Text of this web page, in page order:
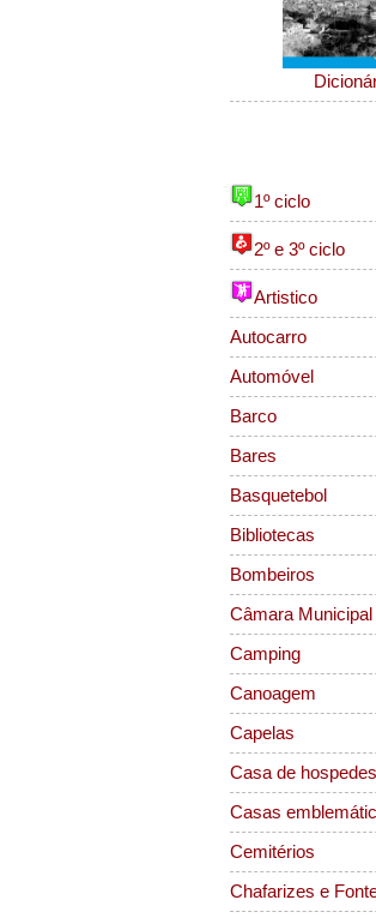
1º ciclo
2º e 3º ciclo
Artistico
Autocarro
Automóvel
Barco
Bares
Basquetebol
Bibliotecas
Bombeiros
Câmara Municipal
Camping
Canoagem
Capelas
Casa de hospedes
Casas
Cemitérios
Chafarizes e